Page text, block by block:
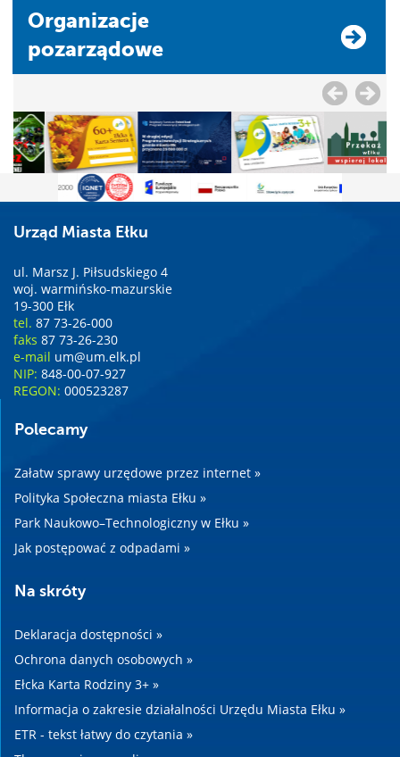
Organizacje
pozarządowe
Urząd Miasta Ełku
ul. Marsz J. Piłsudskiego 4
woj. warmińsko-mazurskie
19-300 Ełk
tel. 87 73-26-000
faks 87 73-26-230
e-mail um@um.elk.pl
NIP: 848-00-07-927
REGON: 000523287
Polecamy
Załatw sprawy urzędowe przez internet »
Polityka Społeczna miasta Ełku »
Park Naukowo–Technologiczny w Ełku »
Jak postępować z odpadami »
Na skróty
Deklaracja dostępności »
Ochrona danych osobowych »
Ełcka Karta Rodziny 3+ »
Informacja o zakresie działalności Urzędu Miasta Ełku »
ETR - tekst łatwy do czytania »